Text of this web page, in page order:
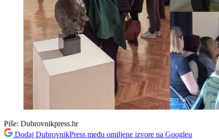
Piše: Dubrovnikpress.hr
Dodaj DubrovnikPress među omiljene izvore na Googleu